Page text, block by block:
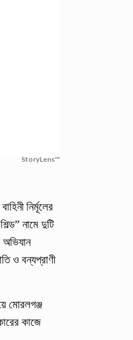
StoryLens™
নির্মূলের
নামে দুটি
ও বন্যপ্রাণী
মোরলগঞ্জ
কাজে